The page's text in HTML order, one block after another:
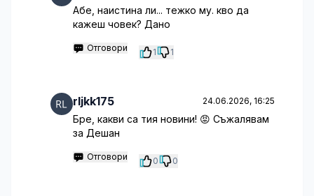
Абе, наистина ли... тежко му. кво да
кажеш човек? Дано
Отговори 1 1
rljkk175 24.06.2026, 16:25
Бре, какви са тия новини! 😡 Съжалявам
за Дешан
Отговори 0 0